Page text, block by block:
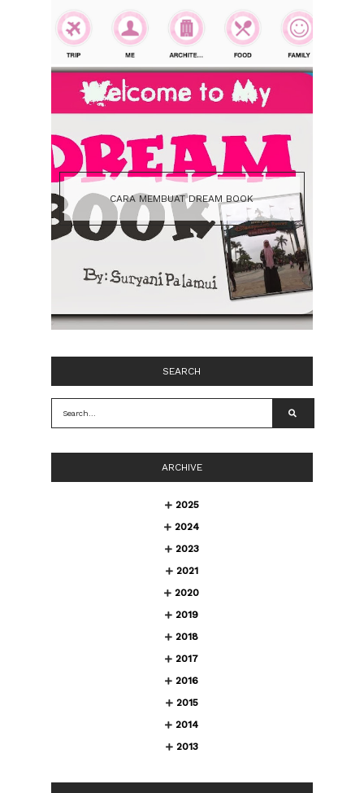
CARA MEMBUAT DREAM BOOK
SEARCH
ARCHIVE
2025
2024
2023
2021
2020
2019
2018
2017
2016
2015
2014
2013